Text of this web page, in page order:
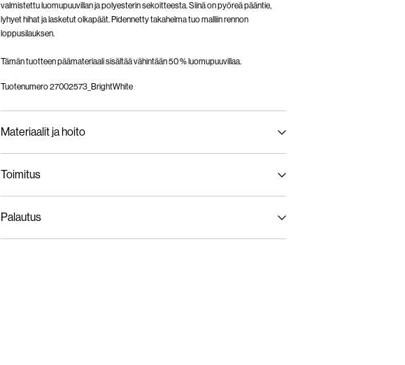
valmistettu luomupuuvillan ja polyesterin sekoitteesta. Siinä on pyöreä pääntie,
lyhyet hihat ja lasketut olkapäät. Pidennetty takahelma tuo malliin rennon
loppusilauksen.
Tämän tuotteen päämateriaali sisältää vähintään 50 % luomupuuvillaa.
Tuotenumero27002573_BrightWhite
Materiaalit ja hoito
Toimitus
Palautus